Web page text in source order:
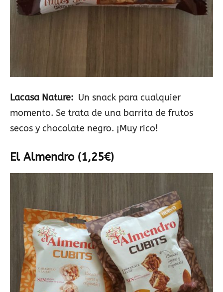
Lacasa Nature: Un snack para cualquier
momento. Se trata de una barrita de frutos
secos y chocolate negro. ¡Muy rico!
El Almendro (1,25€)